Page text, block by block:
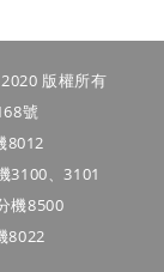
版權所有
號
8012
、3101
機8500